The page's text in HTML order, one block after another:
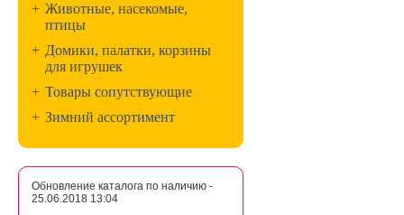
+ Животные, насекомые,
птицы
+ Домики, палатки, корзины
для игрушек
+ Товары сопутствующие
+ Зимний ассортимент
Обновление каталога по наличию -
25.06.2018 13:04